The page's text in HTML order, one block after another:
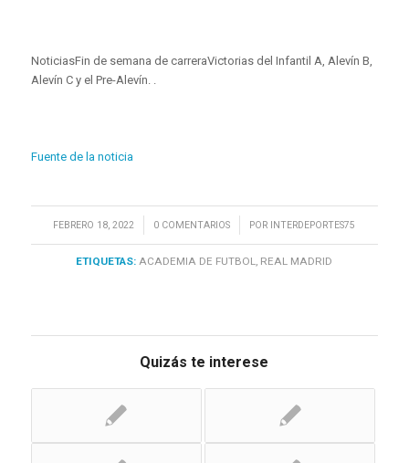
NoticiasFin de semana de carreraVictorias del Infantil A, Alevín B,
Alevín C y el Pre-Alevín. .
Fuente de la noticia
FEBRERO 18, 2022
/ 0 COMENTARIOS
/ POR INTERDEPORTES75
ETIQUETAS: ACADEMIA DE FUTBOL, REAL MADRID
Quizás te interese